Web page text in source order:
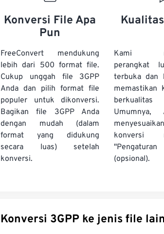
Konversi File Apa
Pun
FreeConvert mendukung
lebih dari 500 format file.
Cukup unggah file 3GPP
Anda dan pilih format file
populer untuk dikonversi.
Bagikan file 3GPP Anda
dengan mudah (dalam
format yang didukung
secara luas) setelah
konversi.
Kami
perangkat
terbuka dan
memastikan
Umumnya,
konversi
(opsional).
Konversi 3GPP ke jenis file lain